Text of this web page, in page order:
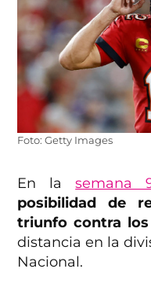
Foto: Getty Images
En lasemana
posibilidad de
triunfo contra los
distancia en la
Nacional.